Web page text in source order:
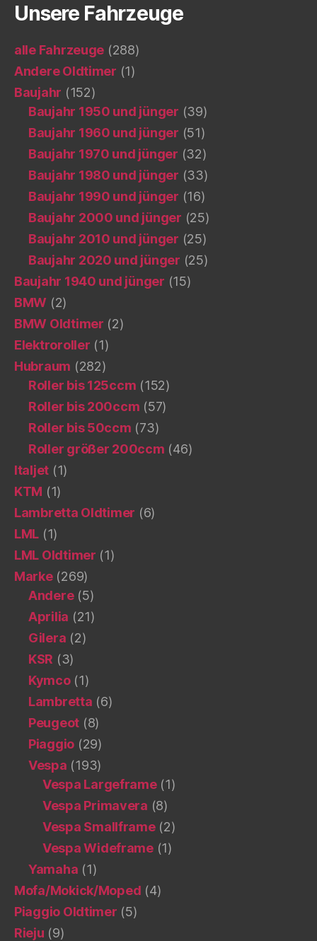
Unsere Fahrzeuge
alle Fahrzeuge (288)
Andere Oldtimer (1)
Baujahr (152)
Baujahr 1950 und jünger (39)
Baujahr 1960 und jünger (51)
Baujahr 1970 und jünger (32)
Baujahr 1980 und jünger (33)
Baujahr 1990 und jünger (16)
Baujahr 2000 und jünger (25)
Baujahr 2010 und jünger (25)
Baujahr 2020 und jünger (25)
Baujahr 1940 und jünger (15)
BMW (2)
BMW Oldtimer (2)
Elektroroller (1)
Hubraum (282)
Roller bis 125ccm (152)
Roller bis 200ccm (57)
Roller bis 50ccm (73)
Roller größer 200ccm (46)
Italjet (1)
KTM (1)
Lambretta Oldtimer (6)
LML (1)
LML Oldtimer (1)
Marke(269)
Andere(5)
Aprilia (21)
Gilera (2)
KSR (3)
Kymco(1)
Lambretta (6)
Peugeot (8)
Piaggio (29)
Vespa (193)
Vespa Largeframe(1)
Vespa Primavera (8)
Vespa Smallframe(2)
Vespa Wideframe(1)
Yamaha (1)
Mofa/Mokick/Moped (4)
Piaggio Oldtimer (5)
Rieju (9)